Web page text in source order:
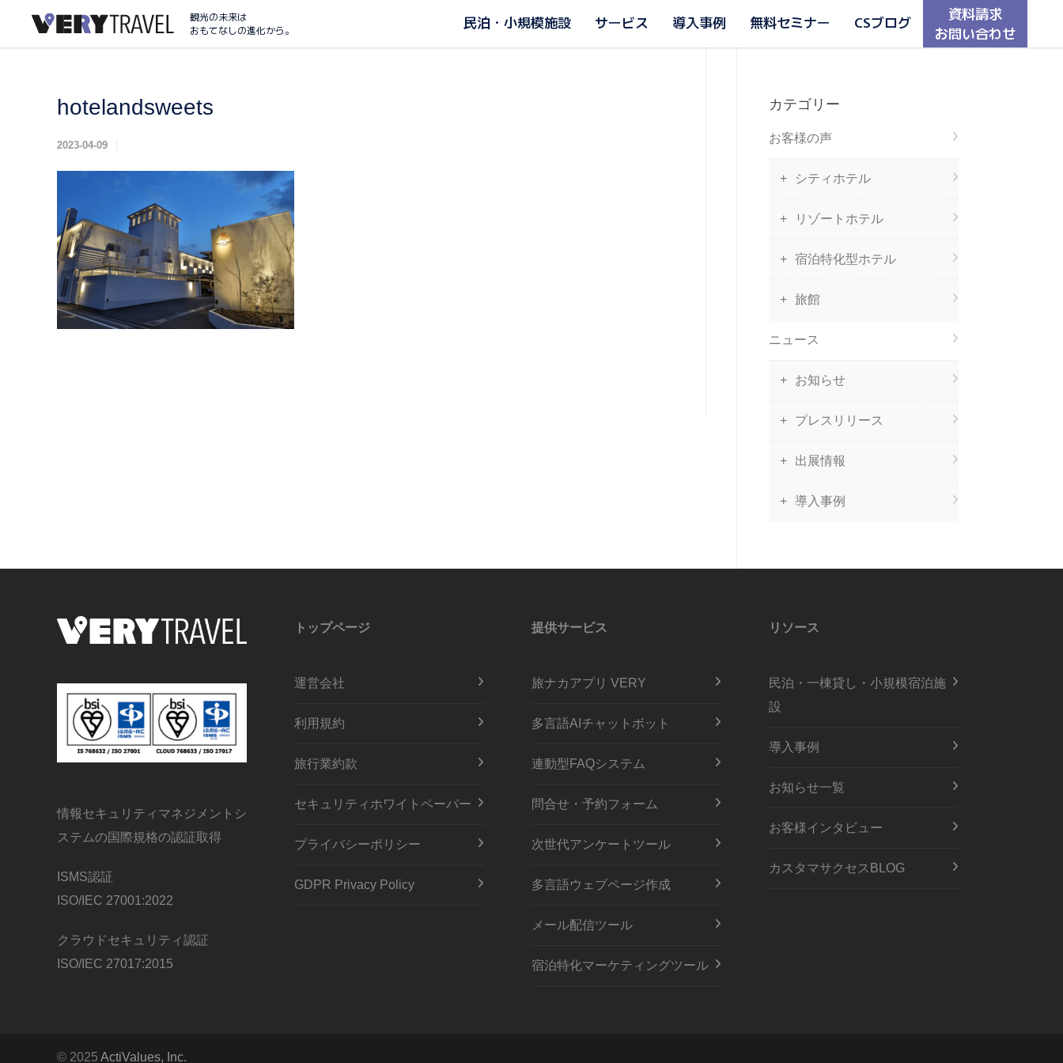
観光の未来は
おもてなしの進化から。
民泊・小規模施設 サービス 導入事例 無料セミナー CSブログ
資料請求
お問い合わせ
hotelandsweets
2023-04-09
カテゴリー
お客様の声
シティホテル
リゾートホテル
宿泊特化型ホテル
旅館
ニュース
お知らせ
プレスリリース
出展情報
導入事例
情報セキュリティマネジメントシ
ステムの国際規格の認証取得
ISMS認証
ISO/IEC 27001:2022
クラウドセキュリティ認証
ISO/IEC 27017:2015
トップページ
運営会社
利用規約
旅行業約款
セキュリティホワイトペーパー
プライバシーポリシー
GDPR Privacy Policy
提供サービス
旅ナカアプリ VERY
多言語AIチャットボット
連動型FAQシステム
問合せ・予約フォーム
次世代アンケートツール
多言語ウェブページ作成
メール配信ツール
宿泊特化マーケティングツール
リソース
民泊・一棟貸し・小規模宿泊施
設
導入事例
お知らせ一覧
お客様インタビュー
カスタマサクセスBLOG
© 2025 ActiValues, Inc.